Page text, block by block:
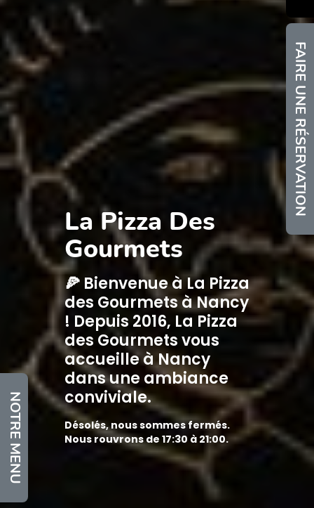
La Pizza Des
Gourmets
🍕 Bienvenue à La Pizza
des Gourmets à Nancy
! Depuis 2016, La Pizza
des Gourmets vous
accueille à Nancy
dans une ambiance
conviviale.
Désolés, nous sommes fermés.
Nous rouvrons de 17:30 à 21:00.
NOTRE MENU
FAIRE UNE RÉSERVATION